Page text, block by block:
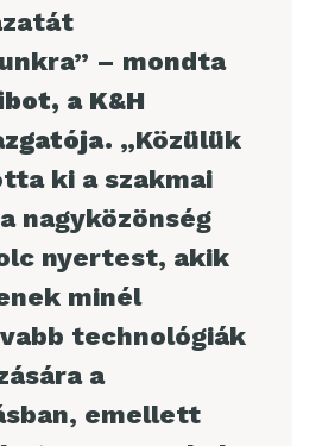
– mondta
a K&H
„Közülük
ki a szakmai
nagyközönség
nyertest, akik
minél
technológiák
a
emellett